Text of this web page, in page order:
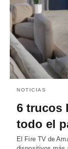
NOTICIAS
6 trucos
todo el
El Fire TV de